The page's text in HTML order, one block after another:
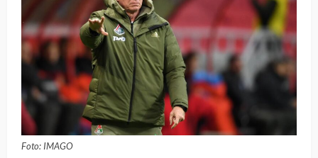
Foto: IMAGO